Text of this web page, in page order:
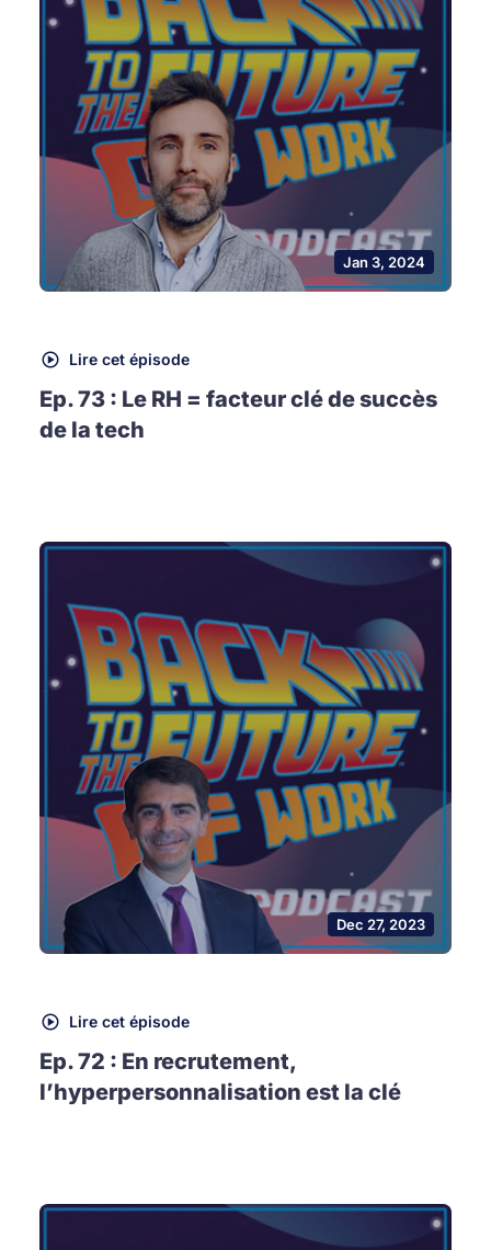
Jan 3, 2024
Lire cet épisode
Ep. 73 : Le RH = facteur clé de succès
de la tech
Dec 27, 2023
Lire cet épisode
Ep. 72 : En recrutement,
l’hyperpersonnalisation est la clé